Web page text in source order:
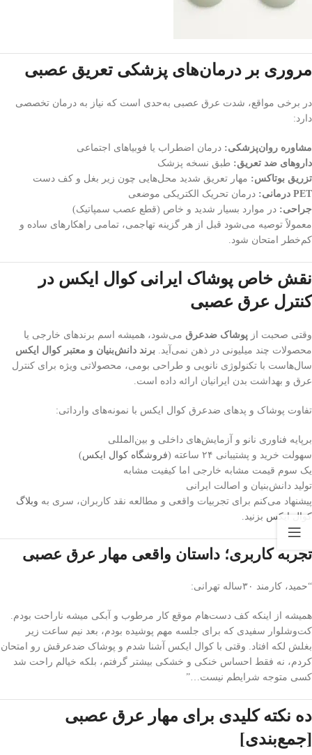
مروری بر درمان‌های پزشکی تعریق عصبی
در برخی مواقع، شدت عرق عصبی به‌حدی است که نیاز به درمان تخصصی
دارد:
مشاوره روان‌پزشکی: درمان اضطراب یا فوبیاهای اجتماعی
داروهای ضد تعریق: طبق نسخه پزشک
تزریق بوتاکس: مهار تعریق شدید محل‌هایی چون زیر بغل و کف دست
PET درمانی:
درمان تحریک الکتریکی موضعی
جراحی: در موارد بسیار شدید و خاص (قطع عصب سمپاتیک)
معمولاً توصیه می‌شود قبل از هر گزینه تهاجمی، تمامی راهکارهای ساده و
کم‌خطر امتحان شود.
نقش خاص پوشاک ایرانی کوال ایکس در
کنترل عرق عصبی
وقتی صحبت از پوشاک ضدعرق می‌شود، همیشه اسم برندهای خارجی یا
محصولات چند میلیونی در ذهن نمی‌آید. برند دانش‌بنیان و معتبر کوال ایکس
سال‌هاست با تکنولوژی نانویی و طراحی بومی، محصولاتی ویژه برای کنترل
عرق و بهداشت بدن ایرانیان ارائه داده است.
تفاوت پوشاک و پدهای ضدعرق کوال ایکس با نمونه‌های وارداتی:
برپایه فناوری نانو و آزمایش‌های داخلی و بین‌المللی
سهولت خرید و پشتیبانی ۲۴ ساعته (
فروشگاه کوال ایکس)
یک سوم قیمت مشابه خارجی اما کیفیت مشابه
تولید دانش‌بنیان و اصالت ایرانی
پیشنهاد می‌کنم برای تجربیات واقعی و مطالعه نقد کاربران، سری به وبلاگ
کوال ایکس بزنید.
تجربه کاربری؛ داستان واقعی مهار عرق عصبی
“حمید، کارمند ۳۰ساله تهرانی:
همیشه از اینکه کف دست‌هام موقع کار مرطوب و آبکی میشه ناراحت بودم.
کت‌و‌شلوار سفیدی که برای جلسه مهم پوشیده بودم، بعد نیم ساعت زیر
بغلش لکه افتاد. وقتی با کوال ایکس آشنا شدم و پوشاک ضدعرقش رو امتحان
کردم، نه فقط احساس خنکی و خشکی بیشتر گرفتم، بلکه خیالم راحت شد
کسی متوجه شرایطم نیست…”
ده نکته کلیدی برای مهار عرق عصبی
[جمع‌بندی]